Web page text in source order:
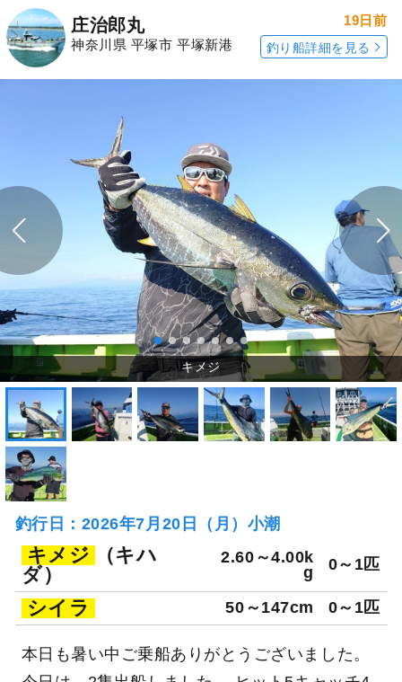
庄治郎丸
神奈川県 平塚市 平塚新港
19日前
釣り船詳細を見る
釣行日：2026年7月20日（月）小潮
キメジ
（キハ
ダ）
2.60～4.00k
g
0～1匹
シイラ 50～147cm 0～1匹
本日も暑い中ご乗船ありがとうございました。